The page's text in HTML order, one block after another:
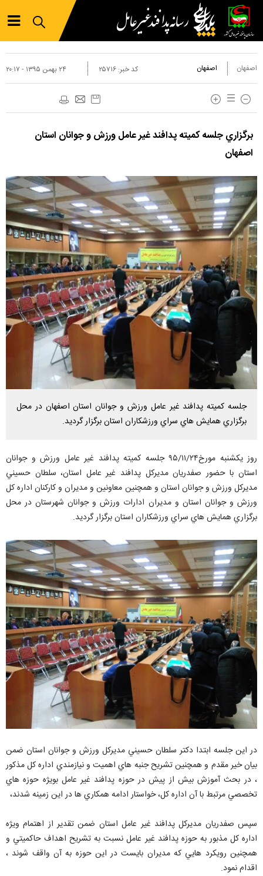
اصفهان اصفهان ۲۴ بهمن ۱۳۹۵ - ۲۰:۱۷ کد خبر: ۲۵۷۱۶
برگزاري جلسه كميته پدافند غير عامل ورزش و جوانان استان
اصفهان
جلسه كميته پدافند غير عامل ورزش و جوانان استان اصفهان در محل
برگزاري همايش هاي سراي ورزشكاران استان برگزار گرديد.
روز يكشنبه مورخ۹۵/۱۱/۲۴ جلسه كميته پدافند غير عامل ورزش و جوانان
استان با حضور صفدريان مديركل پدافند غير عامل استان، سلطان حسيني
مديركل ورزش و جوانان استان و همچنين معاونين و مديران و كاركنان اداره كل
ورزش و جوانان استان و مديران ادارات ورزش و جوانان شهرستان در محل
برگزاري همايش هاي سراي ورزشكاران استان برگزار گرديد.
در اين جلسه ابتدا دكتر سلطان حسيني مديركل ورزش و جوانان استان ضمن
بيان خير مقدم و همچنين تشريح جنبه هاي اهميت و نيازمندي اداره كل مذكور
، در بحث آموزش بيش از پيش در حوزه پدافند غير عامل بويژه حوزه هاي
تخصصي مرتبط با آن اداره كل، خواستار ادامه همكاري ها در اين زمينه شدند،
سپس صفدريان مديركل پدافند غير عامل استان ضمن تقدير از اهتمام ويژه
اداره كل مذبور به حوزه پدافند غير عامل نسبت به تشريح اهداف حاكميتي و
همچنين رويكرد هايي كه مديران بايست در اين حوزه به آن واقف شوند ،
اقدام نمود.